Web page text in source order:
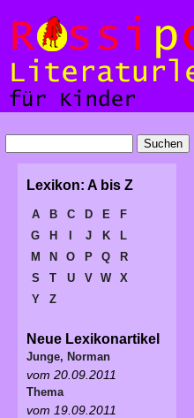
Lexikon: A bis Z
A B C D E
F
G
H J K
L
M
N O P Q
R
S
T U V W
X
Y
Z
Neue Lexikonartikel
Junge, Norman
vom 20.09.2011
Thema
vom 19.09.2011